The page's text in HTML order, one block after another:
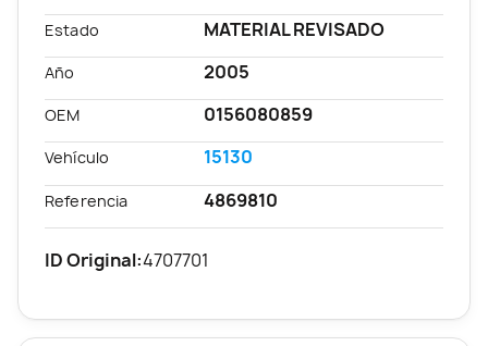
Estado MATERIAL REVISADO
Año 2005
OEM 0156080859
Vehículo 15130
Referencia 4869810
ID Original:4707701